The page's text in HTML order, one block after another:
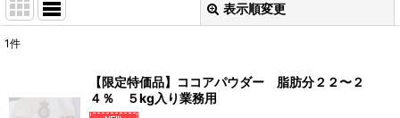
表示順変更
並び順
1件
【限定特価品】ココアパウダー 脂肪分２２〜２
４％ ５kg入り業務用